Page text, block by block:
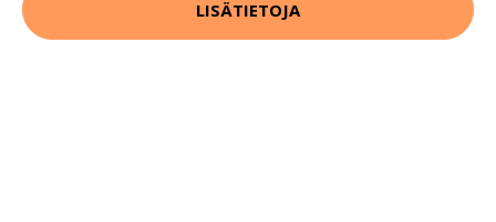
LISÄTIETOJA